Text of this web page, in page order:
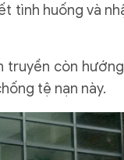
tình huống và
còn
tệ nạn này.